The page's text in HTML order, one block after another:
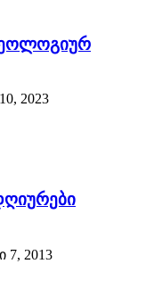
2023
7, 2013